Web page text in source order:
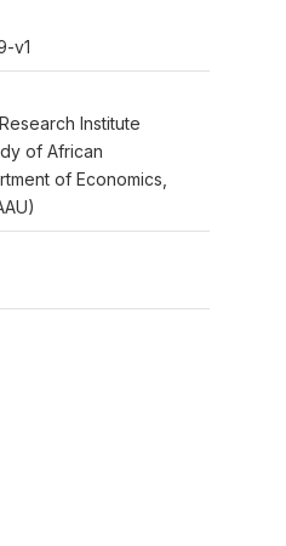
v1
Institute
of African
of Economics,